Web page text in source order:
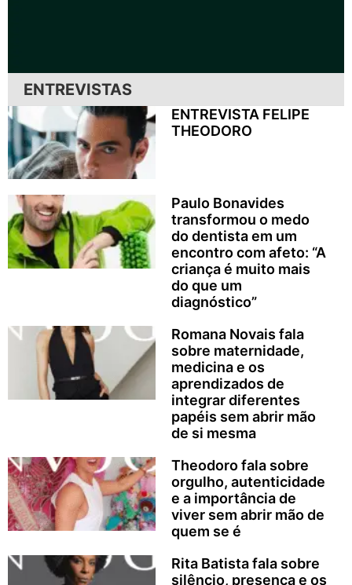
ENTREVISTAS
ENTREVISTA FELIPE
THEODORO
Paulo Bonavides
transformou o medo
do dentista em um
encontro com afeto: “A
criança é muito mais
do que um
diagnóstico”
Romana Novais fala
sobre maternidade,
medicina e os
aprendizados de
integrar diferentes
papéis sem abrir mão
de si mesma
Theodoro fala sobre
orgulho, autenticidade
e a importância de
viver sem abrir mão de
quem se é
Rita Batista fala sobre
silêncio, presença e os